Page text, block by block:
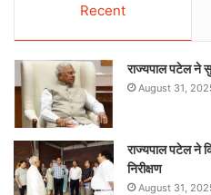
Recent
राज्यपाल पटेल ने
August 31,
राज्यपाल पटेल ने
निरीक्षण
August 31,